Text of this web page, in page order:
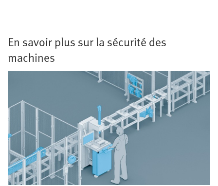
En savoir plus sur la sécurité des
machines